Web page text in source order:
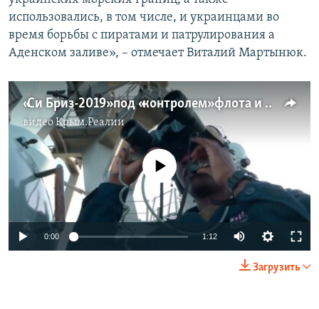
использовались, в том числе, и украинцами во
время борьбы с пиратами и патрулирования а
Аденском заливе», – отмечает Виталий Мартынюк.
«Си Бриз-2019» под «контролем» флота и истребителей России (видео)
видеоКрым.Реалии
No media source currently available
0:00 1:12
Загрузить